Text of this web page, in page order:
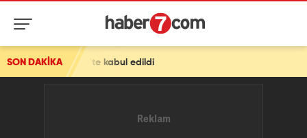
SON DAKİKA
kabul edildi